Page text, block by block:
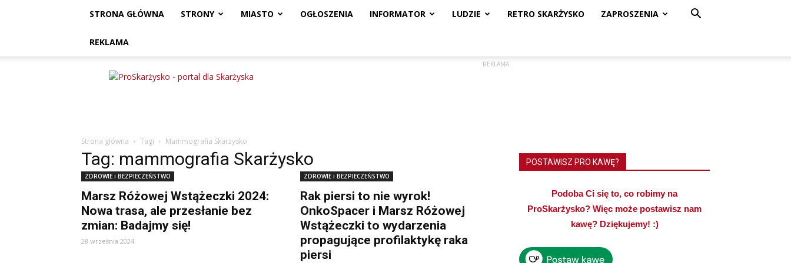
STRONA GŁÓWNA STRONY MIASTO OGŁOSZENIA INFORMATOR LUDZIE RETRO SKARŻYSKO ZAPROSZENIA
REKLAMA
ProSkarżysko
REKLAMA
Strona główna Tagi Mammografia Skarżysko
Tag: mammografia Skarżysko
ZDROWIE i BEZPIECZEŃSTWO
Marsz Różowej Wstążeczki 2024:
Nowa trasa, ale przesłanie bez
zmian: Badajmy się!
28 września 2024
ZDROWIE i BEZPIECZEŃSTWO
Rak piersi to nie wyrok!
OnkoSpacer i Marsz Różowej
Wstążeczki to wydarzenia
propagujące profilaktykę raka
piersi
POSTAWISZ PRO KAWĘ?
Podoba Ci się to, co robimy na
ProSkarżysko? Więc może postawisz nam
kawę? Dziękujemy! :)